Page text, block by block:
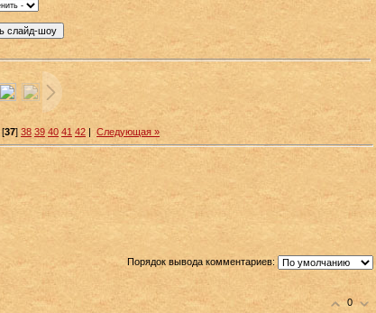
[37] 38 39 40 41 42 | Следующая »
Порядок вывода комментариев:
0